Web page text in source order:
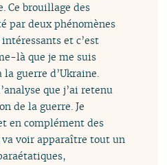
Ce brouillage des
par deux phénomènes
et c’est
là que je me suis
la guerre d’Ukraine.
que j’ai retenu
de la guerre. Je
en complément des
voir apparaître tout un